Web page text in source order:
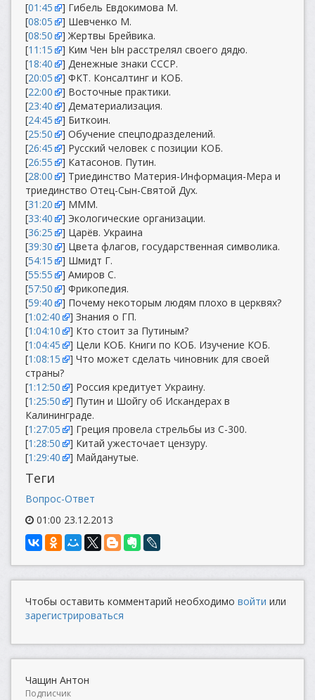
[01:45
] Гибель Евдокимова М.
[08:05
] Шевченко М.
[08:50
] Жертвы Брейвика.
[11:15
] Ким Чен Ын расстрелял своего дядю.
[18:40
] Денежные знаки СССР.
[20:05
] ФКТ. Консалтинг и КОБ.
[22:00
] Восточные практики.
[23:40
] Дематериализация.
[24:45
] Биткоин.
[25:50
] Обучение спецподразделений.
[26:45
] Русский человек с позиции КОБ.
[26:55
] Катасонов. Путин.
[28:00
] Триединство Материя-Информация-Мера и
триединство Отец-Сын-Святой Дух.
[31:20
] МММ.
[33:40
] Экологические организации.
[36:25
] Царёв. Украина
[39:30
] Цвета флагов, государственная символика.
[54:15
] Шмидт Г.
[55:55
] Амиров С.
[57:50
] Фрикопедия.
[59:40
] Почему некоторым людям плохо в церквях?
[1:02:40
] Знания о ГП.
[1:04:10
] Кто стоит за Путиным?
[1:04:45
] Цели КОБ. Книги по КОБ. Изучение КОБ.
[1:08:15
] Что может сделать чиновник для своей
страны?
[1:12:50
] Россия кредитует Украину.
[1:25:50
] Путин и Шойгу об Искандерах в
Калининграде.
[1:27:05
] Греция провела стрельбы из С-300.
[1:28:50
] Китай ужесточает цензуру.
[1:29:40 ] Майданутые.
Теги
Вопрос-Ответ
01:00 23.12.2013
Чтобы оставить комментарий необходимо войти или
зарегистрироваться
Чащин Антон
Подписчик